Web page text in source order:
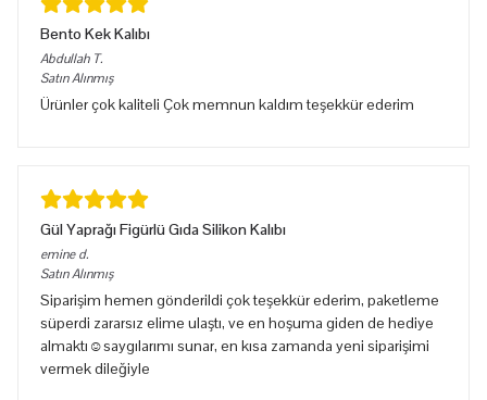
Bento Kek Kalıbı
Abdullah T.
Satın Alınmış
Ürünler çok kaliteli Çok memnun kaldım teşekkür ederim
Gül Yaprağı Figürlü Gıda Silikon Kalıbı
emine d.
Satın Alınmış
Siparişim hemen gönderildi çok teşekkür ederim, paketleme
süperdi zararsız elime ulaştı, ve en hoşuma giden de hediye
almaktı☺️saygılarımı sunar, en kısa zamanda yeni siparişimi
vermek dileğiyle